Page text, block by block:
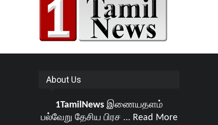
About Us
1TamilNewsஇணையதளம்
பல்வேறு தேசிய பிரச ... Read More